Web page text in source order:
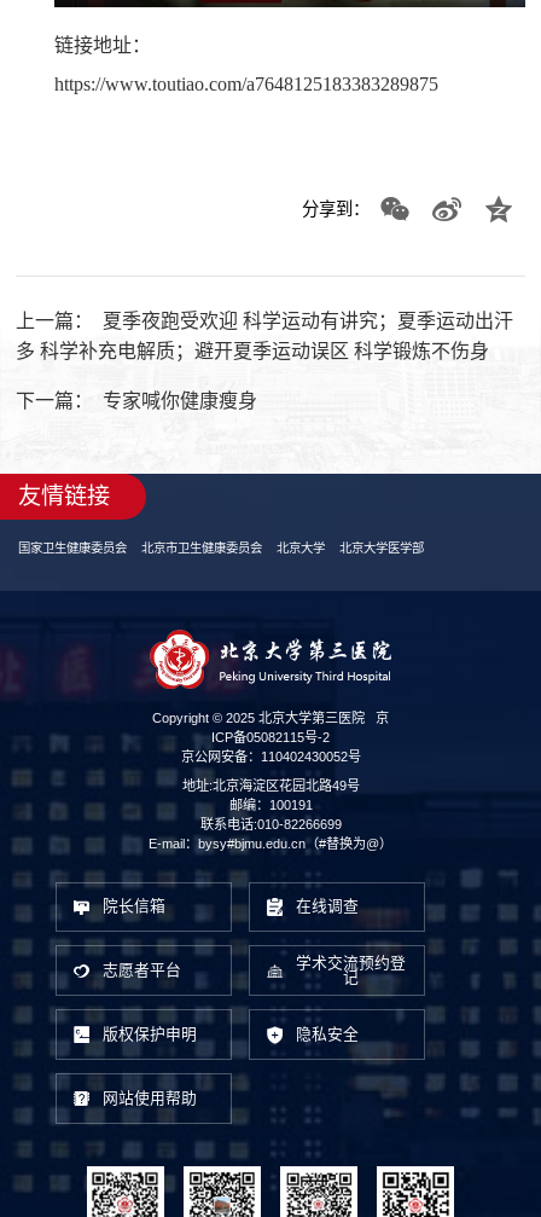
链接地址：
https://www.toutiao.com/a7648125183383289875
分享到：
上一篇：
夏季夜跑受欢迎 科学运动有讲究；夏季运动出汗
多 科学补充电解质；避开夏季运动误区 科学锻炼不伤身
下一篇： 专家喊你健康瘦身
友情链接
国家卫生健康委员会 北京市卫生健康委员会 北京大学 北京大学医学部
Copyright © 2025 北京大学第三医院 京
ICP备05082115号-2
京公网安备：110402430052号
地址:北京海淀区花园北路49号
邮编：100191
联系电话:010-82266699
E-mail：bysy#bjmu.edu.cn（#替换为@）
院长信箱 在线调查
志愿者平台
学术交流预约登
记
版权保护申明 隐私安全
网站使用帮助